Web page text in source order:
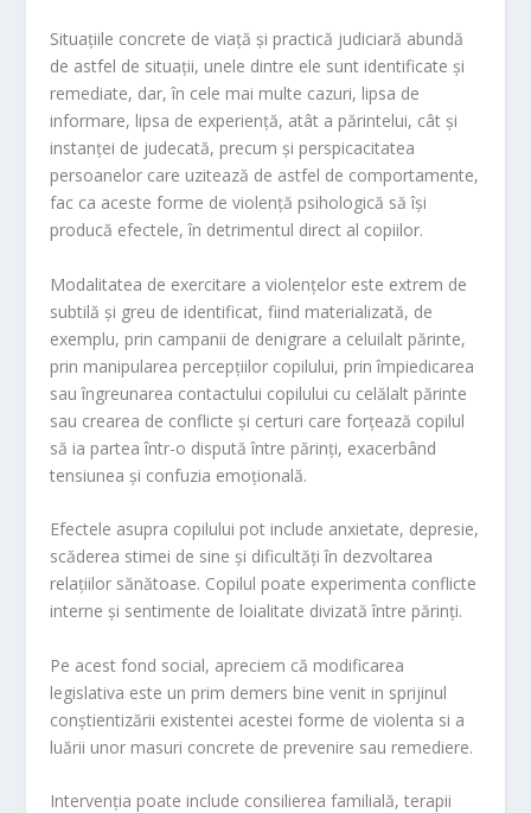
Situațiile concrete de viață și practică judiciară abundă
de astfel de situații, unele dintre ele sunt identificate și
remediate, dar, în cele mai multe cazuri, lipsa de
informare, lipsa de experiență, atât a părintelui, cât și
instanței de judecată, precum și perspicacitatea
persoanelor care uzitează de astfel de comportamente,
fac ca aceste forme de violență psihologică să își
producă efectele, în detrimentul direct al copiilor.
Modalitatea de exercitare a violențelor este extrem de
subtilă și greu de identificat, fiind materializată, de
exemplu, prin campanii de denigrare a celuilalt părinte,
prin manipularea percepțiilor copilului, prin împiedicarea
sau îngreunarea contactului copilului cu celălalt părinte
sau crearea de conflicte și certuri care forțează copilul
să ia partea într-o dispută între părinți, exacerbând
tensiunea și confuzia emoțională.
Efectele asupra copilului pot include anxietate, depresie,
scăderea stimei de sine și dificultăți în dezvoltarea
relațiilor sănătoase. Copilul poate experimenta conflicte
interne și sentimente de loialitate divizată între părinți.
Pe acest fond social, apreciem că modificarea
legislativa este un prim demers bine venit in sprijinul
conștientizării existentei acestei forme de violenta si a
luării unor masuri concrete de prevenire sau remediere.
Intervenția poate include consilierea familială, terapii